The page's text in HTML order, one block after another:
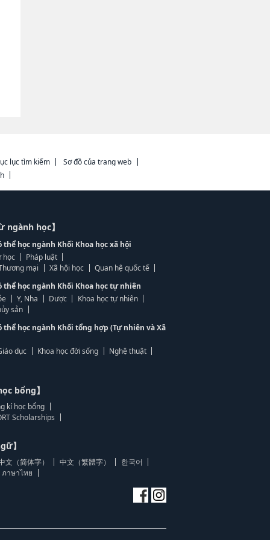
lục tìm kiếm
Sơ đồ của trang web
học】
học ngành Khối Khoa học xã hội
học
Pháp luật
mại
Xã hội học
Quan hệ quốc tế
thể học ngành Khối Khoa học tự nhiên
Y, Nha Dược
Khoa học tự nhiên
sản
thể học ngành Khối tổng hợp (Tự nhiên và Xã
dục Khoa học đời sống Nghệ thuật
bổng】
kí học bổng
Scholarships
】
文（简体字） 中文（繁體字）
한국어
ภาษาไทย